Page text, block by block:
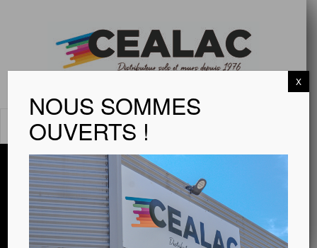
MENU
NOUS SOMMES
OUVERTS !
X